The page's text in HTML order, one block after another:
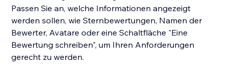
Passen Sie an, welche Informationen angezeigt
werden sollen, wie Sternbewertungen, Namen der
Bewerter, Avatare oder eine Schaltfläche "Eine
Bewertung schreiben", um Ihren Anforderungen
gerecht zu werden.